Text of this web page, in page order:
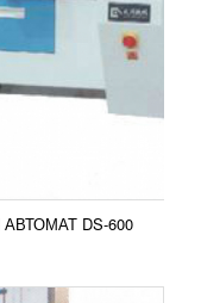
DS-600
и не
в сравнение